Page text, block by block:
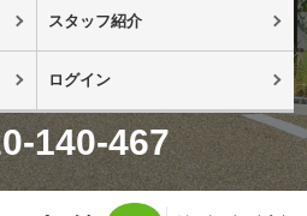
スタッフ紹介
ログイン
140-467